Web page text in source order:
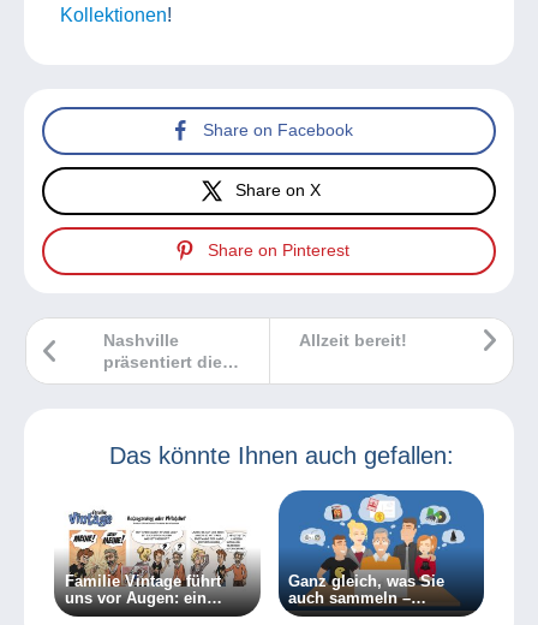
Kollektionen!
Share on Facebook
Share on X
Share on Pinterest
Allzeit bereit!
Nashville
präsentiert die
Rolling-Stones-
Das könnte Ihnen auch gefallen:
Familie Vintage führt
uns vor Augen: ein
Objekt kann auch zu
Ganz gleich, was Sie
auch sammeln –
Delcampe bringt Sie mit